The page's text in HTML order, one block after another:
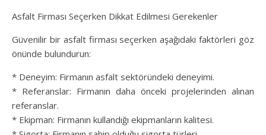
Asfalt Firması Seçerken Dikkat Edilmesi Gerekenler
Güvenilir bir asfalt firması seçerken aşağıdaki faktörleri göz
önünde bulundurun:
* Deneyim: Firmanın asfalt sektöründeki deneyimi.
* Referanslar: Firmanın daha önceki projelerinden alınan
referanslar.
* Ekipman: Firmanın kullandığı ekipmanların kalitesi.